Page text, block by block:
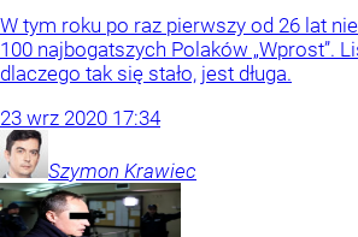
W tym roku po raz pierwszy od 26 lat
100 najbogatszych Polaków „Wprost”.
dlaczego tak się stało, jest długa.
23 wrz 2020 17:34
Szymon Krawiec